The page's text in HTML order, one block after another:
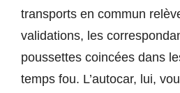
transports en commun
validations, les
poussettes coincées dans
temps fou. L’autocar, lui,